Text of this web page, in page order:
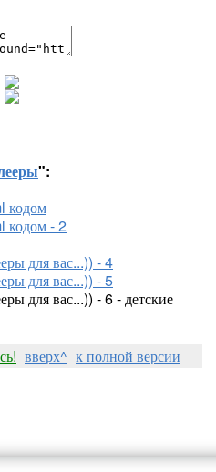
":
кодом
кодом - 2
для вас...)) - 4
для вас...)) - 5
для вас...)) - 6 - детские
вверх^ к полной версии